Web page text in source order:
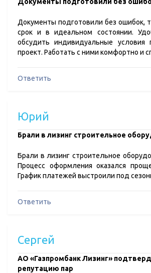
Документы подготовили без ошибок,
срок и в идеальном состоянии.
обсудить индивидуальные условия
проект. Работать с ними комфортно и
Ответить
Юрий
​Брали в лизинг строительное
Брали в лизинг строительное
Процесс оформления оказался
График платежей выстроили под
Ответить
Сергей
​АО «Газпромбанк Лизинг»
репутацию пар